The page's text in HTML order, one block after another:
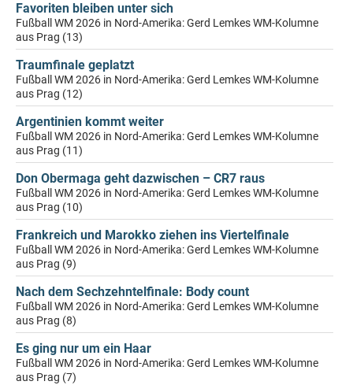
Favoriten bleiben unter sich
Fußball WM 2026 in Nord-Amerika: Gerd Lemkes WM-Kolumne
aus Prag (13)
Traumfinale geplatzt
Fußball WM 2026 in Nord-Amerika: Gerd Lemkes WM-Kolumne
aus Prag (12)
Argentinien kommt weiter
Fußball WM 2026 in Nord-Amerika: Gerd Lemkes WM-Kolumne
aus Prag (11)
Don Obermaga geht dazwischen – CR7 raus
Fußball WM 2026 in Nord-Amerika: Gerd Lemkes WM-Kolumne
aus Prag (10)
Frankreich und Marokko ziehen ins Viertelfinale
Fußball WM 2026 in Nord-Amerika: Gerd Lemkes WM-Kolumne
aus Prag (9)
Nach dem Sechzehntelfinale: Body count
Fußball WM 2026 in Nord-Amerika: Gerd Lemkes WM-Kolumne
aus Prag (8)
Es ging nur um ein Haar
Fußball WM 2026 in Nord-Amerika: Gerd Lemkes WM-Kolumne
aus Prag (7)